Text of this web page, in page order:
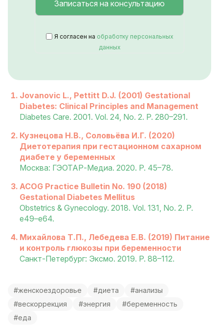
Я согласен на обработку персональных
данных
Jovanovic L., Pettitt D.J. (2001) Gestational
Diabetes: Clinical Principles and Management
Diabetes Care. 2001. Vol. 24, No. 2. P. 280–291.
Кузнецова Н.В., Соловьёва И.Г. (2020)
Диетотерапия при гестационном сахарном
диабете у беременных
Москва: ГЭОТАР-Медиа. 2020. P. 45–78.
ACOG Practice Bulletin No. 190 (2018)
Gestational Diabetes Mellitus
Obstetrics & Gynecology. 2018. Vol. 131, No. 2. P.
e49–e64.
Михайлова Т.П., Лебедева Е.В. (2019) Питание
и контроль глюкозы при беременности
Санкт-Петербург: Эксмо. 2019. P. 88–112.
#женскоездоровье #диета
#анализы
#вескоррекция
#энергия
#беременность
#еда